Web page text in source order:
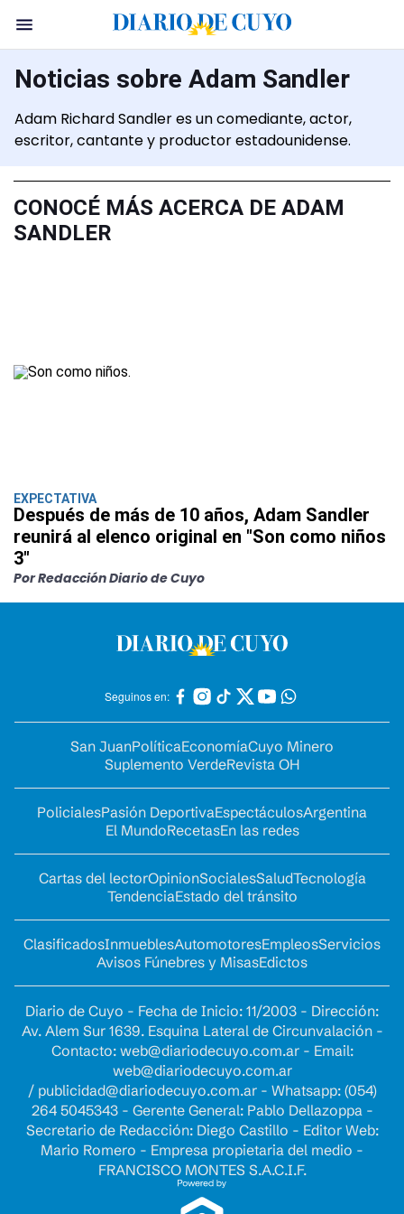
Noticias sobre Adam Sandler
Adam Richard Sandler es un comediante, actor,
escritor, cantante y productor estadounidense.
CONOCÉ MÁS ACERCA DE ADAM
SANDLER
EXPECTATIVA
Después de más de 10 años, Adam Sandler
reunirá al elenco original en "Son como niños
3"
Por Redacción Diario de Cuyo
Seguinos en:
San JuanPolíticaEconomíaCuyo Minero
Suplemento VerdeRevista OH
PolicialesPasión DeportivaEspectáculosArgentina
El MundoRecetasEn las redes
Cartas del lectorOpinionSocialesSaludTecnología
TendenciaEstado del tránsito
ClasificadosInmueblesAutomotoresEmpleosServicios
Avisos Fúnebres y MisasEdictos
Diario de Cuyo - Fecha de Inicio: 11/2003 - Dirección:
Av. Alem Sur 1639. Esquina Lateral de Circunvalación -
Contacto: web@diariodecuyo.com.ar- Email:
web@diariodecuyo.com.ar
/ publicidad@diariodecuyo.com.ar- Whatsapp: (054)
264 5045343 - Gerente General: Pablo Dellazoppa -
Secretario de Redacción: Diego Castillo - Editor Web:
Mario Romero - Empresa propietaria del medio -
FRANCISCO MONTES S.A.C.I.F.